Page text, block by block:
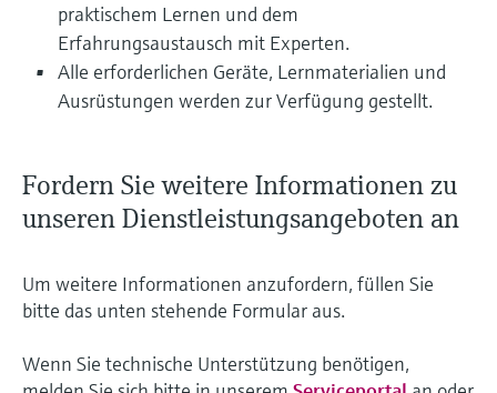
praktischem Lernen und dem
Erfahrungsaustausch mit Experten.
Alle erforderlichen Geräte, Lernmaterialien und
Ausrüstungen werden zur Verfügung gestellt.
Fordern Sie weitere Informationen zu
unseren Dienstleistungsangeboten an
Um weitere Informationen anzufordern, füllen Sie
bitte das unten stehende Formular aus.
Wenn Sie technische Unterstützung benötigen,